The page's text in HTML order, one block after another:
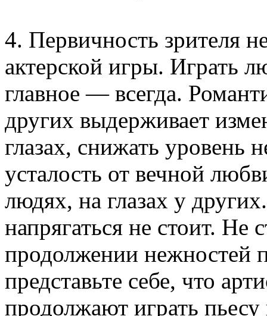
4. Первичность зрителя
актерской игры. Играть
главное — всегда.
других выдерживает
глазах, снижать уровень
усталость от вечной
людях, на глазах у
напрягаться не стоит. Не
продолжении нежностей
представьте себе, что
продолжают играть пьесу